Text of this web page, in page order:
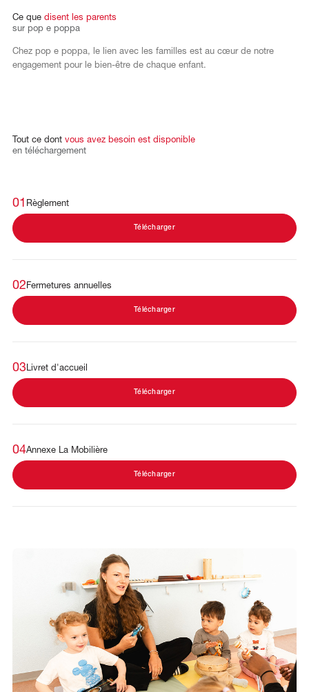
Ce que disent les parents
sur pop e poppa
Chez pop e poppa, le lien avec les familles est au cœur de notre
engagement pour le bien-être de chaque enfant.
Tout ce dont vous avez besoin est disponible
en téléchargement
01 Règlement
Télécharger
02 Fermetures annuelles
Télécharger
03 Livret d'accueil
Télécharger
04Annexe La Mobilière
Télécharger